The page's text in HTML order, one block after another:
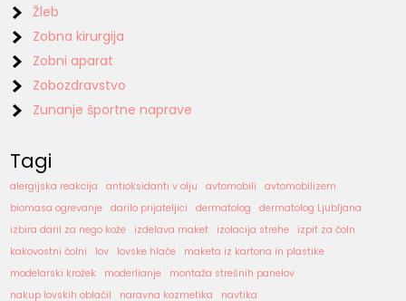
Žleb
Zobna kirurgija
Zobni aparat
Zobozdravstvo
Zunanje športne naprave
Tagi
alergijska reakcija antioksidanti v olju avtomobili
avtomobilizem
biomasa ogrevanje
darilo prijateljici dermatolog
dermatolog Ljubljana
izbira daril za nego kože
izdelava maket izolacija strehe
izpit za čoln
kakovostni čolni
lov lovske hlače
maketa iz kartona in plastike
modelarski krožek
moderlianje
montaža strešnih panelov
nakup lovskih oblačil
naravna kozmetika navtika